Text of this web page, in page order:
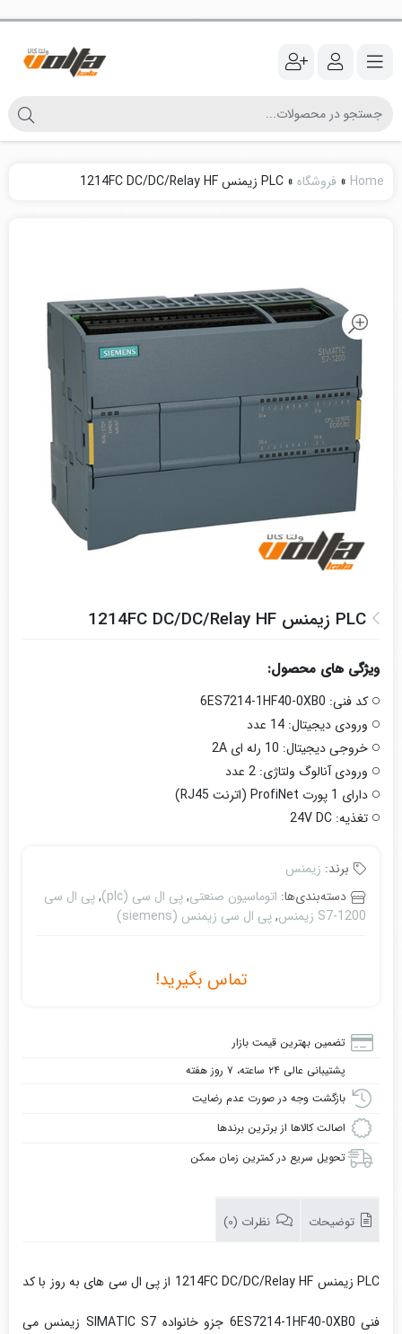
Home
» فروشگاه » PLC زیمنس 1214FC DC/DC/Relay HF
PLC زیمنس 1214FC DC/DC/Relay HF
ویژگی های محصول:
کد فنی: 6ES7214-1HF40-0XB0
ورودی دیجیتال: 14 عدد
خروجی دیجیتال: 10 رله ای 2A
ورودی آنالوگ ولتاژی: 2 عدد
دارای 1 پورت ProfiNet (اترنت RJ45)
تغذیه: 24V DC
برند: زیمنس
دسته‌بندی‌ها: اتوماسیون صنعتی,پی ال سی (plc) ,پی ال سی
S7-1200 زیمنس
,پی ال سی زیمنس (siemens)
تماس بگیرید!
تضمین بهترین قیمت بازار
پشتیبانی عالی ۲۴ ساعته، ۷ روز هفته
بازگشت وجه در صورت عدم رضایت
اصالت کالاها از برترین برندها
تحویل سریع در کمترین زمان ممکن
توضیحات نظرات (0)
PLC زیمنس 1214FC DC/DC/Relay HF از پی ال سی های به روز با کد
فنی 6ES7214-1HF40-0XB0 جزو خانواده SIMATIC S7 زیمنس می